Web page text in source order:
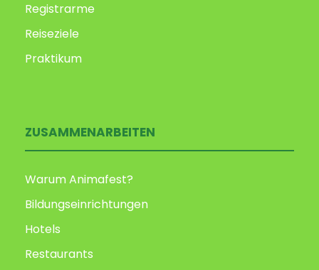
Registrarme
Reiseziele
Praktikum
ZUSAMMENARBEITEN
Warum Animafest?
Bildungseinrichtungen
Hotels
Restaurants